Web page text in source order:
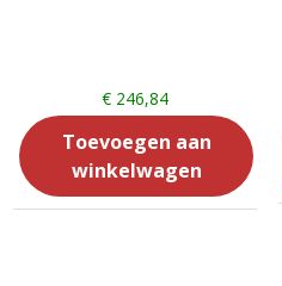
€ 246,84
Toevoegen aan
winkelwagen